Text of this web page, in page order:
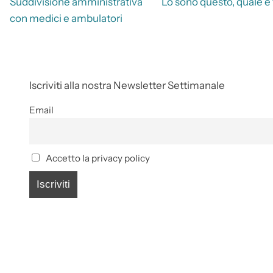
con medici e ambulatori
Iscriviti alla nostra Newsletter Settimanale
Email
Accetto la privacy policy